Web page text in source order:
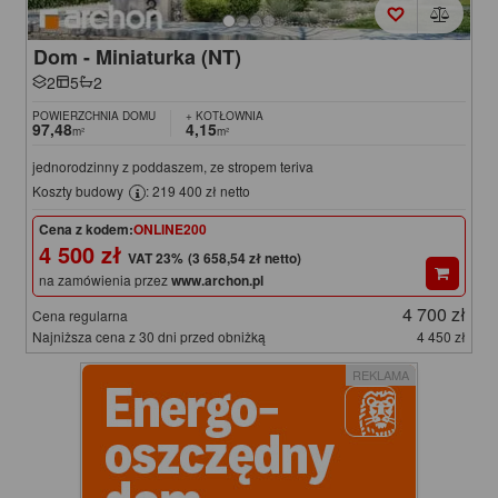
Dom - Miniaturka (NT)
2 5 2
POWIERZCHNIA DOMU
97,48m²
+ KOTŁOWNIA
4,15m²
jednorodzinny z poddaszem, ze stropem teriva
Koszty budowy
: 219 400 zł netto
Cena z kodem:ONLINE200
4 500 zł (3 658,54 zł netto)
na zamówienia przezwww.archon.pl
Cena regularna 4 700 zł
Najniższa cena z 30 dni przed obniżką 4 450 zł
REKLAMA